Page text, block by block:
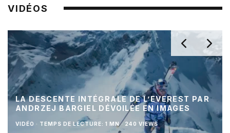
VIDÉOS
LA DESCENTE INTÉGRALE DE L’EVEREST PAR
ANDRZEJ BARGIEL DÉVOILÉE EN IMAGES
VIDÉO · TEMPS DE LECTURE: 1 MN · 240 VIEWS